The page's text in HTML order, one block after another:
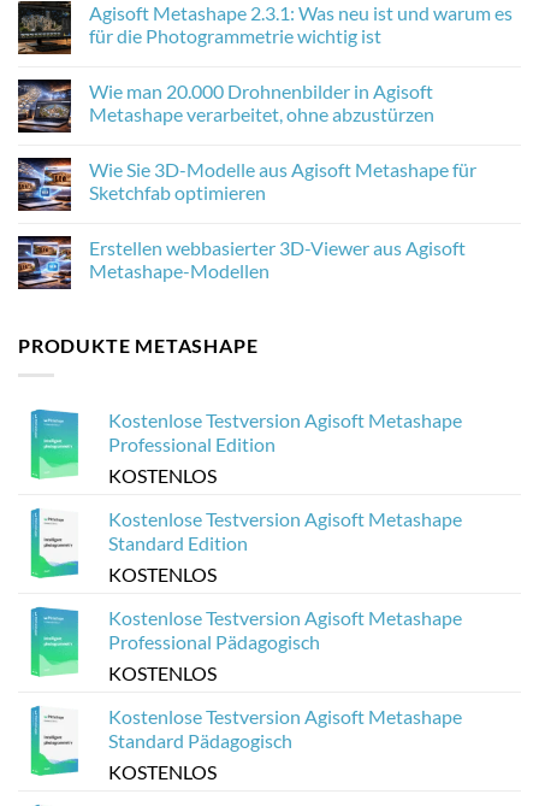
on
Wie
AI
Photogrammetrie-
Texturen
in
verbessert
Agisoft Metashape 2.3.1: Was neu ist und warum es
für die Photogrammetrie wichtig ist
on
Agisoft
Metashape
neu
ist
und
für
die
Photogrammetrie
Wie man 20.000 Drohnenbilder in Agisoft
Metashape verarbeitet, ohne abzustürzen
on
Wie
man
in
Agisoft
Metashape
Wie Sie 3D-Modelle aus Agisoft Metashape für
Sketchfab optimieren
on
Wie
Sie
Agisoft
Metashape
Erstellen webbasierter 3D-Viewer aus Agisoft
Metashape-Modellen
Erstellen
webbasierter
Agisoft
Metashape-
Modellen
PRODUKTE METASHAPE
Kostenlose Testversion Agisoft Metashape
Professional Edition
KOSTENLOS
Kostenlose Testversion Agisoft Metashape
Standard Edition
KOSTENLOS
Kostenlose Testversion Agisoft Metashape
Professional Pädagogisch
KOSTENLOS
Kostenlose Testversion Agisoft Metashape
Standard Pädagogisch
KOSTENLOS